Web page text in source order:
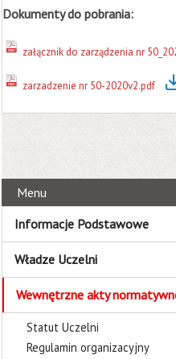
Dokumenty do pobrania:
załącznik do zarządzenia nr
zarzadzenie nr 50-2020v2.pdf
Menu
Informacje Podstawowe
Władze Uczelni
Wewnętrzne akty
Statut Uczelni
Regulamin organizacyjny